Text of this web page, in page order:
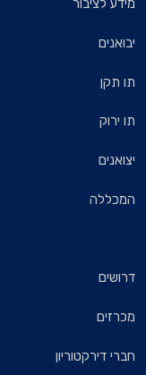
לציבור
דירקטוריון